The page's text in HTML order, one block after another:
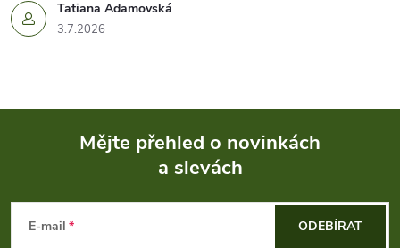
Tatiana Adamovská
3.7.2026
Mějte přehled o novinkách
a slevách
E-mail ODEBÍRAT